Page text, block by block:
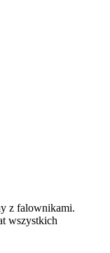
z falownikami.
wszystkich